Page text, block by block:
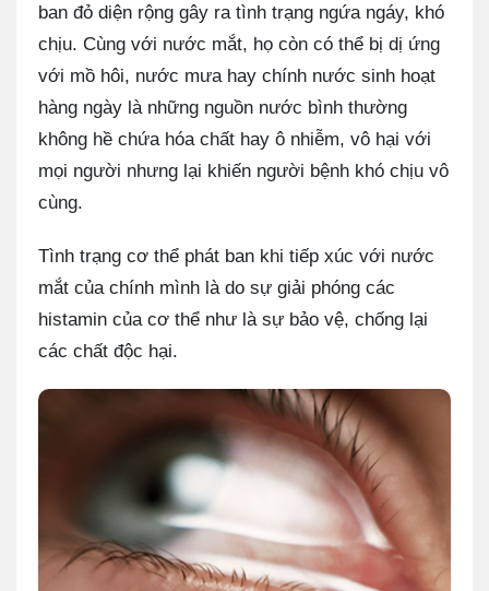
ban đỏ diện rộng gây ra tình trạng ngứa ngáy, khó
chịu. Cùng với nước mắt, họ còn có thể bị dị ứng
với mồ hôi, nước mưa hay chính nước sinh hoạt
hàng ngày là những nguồn nước bình thường
không hề chứa hóa chất hay ô nhiễm, vô hại với
mọi người nhưng lại khiến người bệnh khó chịu vô
cùng.
Tình trạng cơ thể phát ban khi tiếp xúc với nước
mắt của chính mình là do sự giải phóng các
histamin của cơ thể như là sự bảo vệ, chống lại
các chất độc hại.